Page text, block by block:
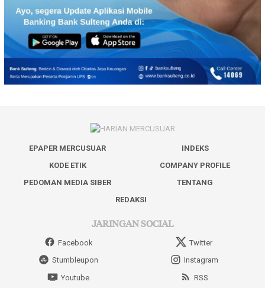
EPAPER MERCUSUAR
INDEKS
KODE ETIK
COMPANY PROFILE
PEDOMAN MEDIA SIBER
TENTANG
REDAKSI
JARINGAN SOCIAL
Facebook
Twitter
Stumbleupon
Instagram
Youtube
RSS